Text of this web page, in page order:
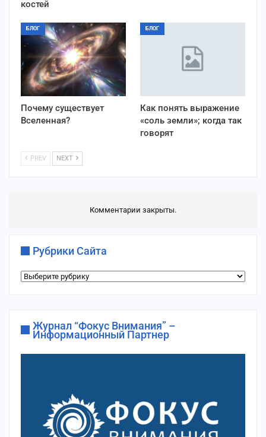
костей
БЛОГ
Почему существует
Вселенная?
БЛОГ
Как понять выражение
«соль земли»; когда так
говорят
PREV NEXT
Комментарии закрыты.
Рубрики Сайта
Рубрики
Журнал “Фокус Внимания” –
Информационный Партнер